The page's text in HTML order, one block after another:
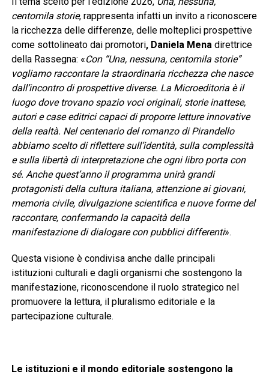
centomila storie, rappresenta infatti un invito a riconoscere
la ricchezza delle differenze, delle molteplici prospettive
come sottolineato dai promotori, Daniela Menadirettrice
della Rassegna: «Con “Una, nessuna, centomila storie”
vogliamo raccontare la straordinaria ricchezza che nasce
dall’incontro di prospettive diverse. La Microeditoria è il
luogo dove trovano spazio voci originali, storie inattese,
autori e case editrici capaci di proporre letture innovative
della realtà. Nel centenario del romanzo di Pirandello
abbiamo scelto di riflettere sull’identità, sulla complessità
e sulla libertà di interpretazione che ogni libro porta con
sé. Anche quest’anno il programma unirà grandi
protagonisti della cultura italiana, attenzione ai giovani,
memoria civile, divulgazione scientifica e nuove forme del
raccontare, confermando la capacità della
manifestazione di dialogare con pubblici differenti».
Questa visione è condivisa anche dalle principali
istituzioni culturali e dagli organismi che sostengono la
manifestazione, riconoscendone il ruolo strategico nel
promuovere la lettura, il pluralismo editoriale e la
partecipazione culturale.
Le istituzioni e il mondo editoriale sostengono la